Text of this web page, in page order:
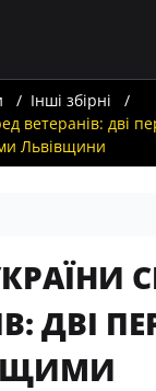
Інші збірні
ветеранів: дві
Львівщини
ДВІ